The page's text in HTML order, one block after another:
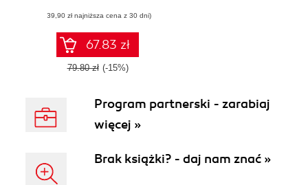
(39,90 zł najniższa cena z 30 dni)
67.83 zł
79.80 zł (-15%)
Program partnerski - zarabiaj
więcej »
Brak książki? - daj nam znać »